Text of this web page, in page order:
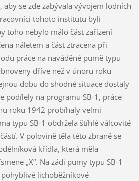
aby se zde zabývala vývojem lodních
tohoto institutu byli
toho nebylo málo část zařízení
náletem a část ztracena při
práce na naváděné pumě typu
dříve než v únoru roku
dobu do shodné situace dostaly
podílely na programu SB-1, práce
roku 1942 probíhaly velmi
typu SB-1 obdržela štíhlé válcovité
V polovině těla této zbraně se
křídla, která měla
„X“. Na zádi pumy typu SB-1
lichoběžníkové